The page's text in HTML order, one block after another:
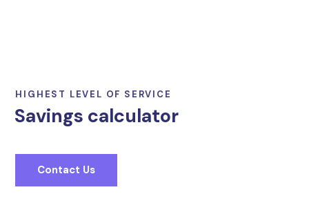
HIGHEST LEVEL OF SERVICE
Savings calculator
Contact Us